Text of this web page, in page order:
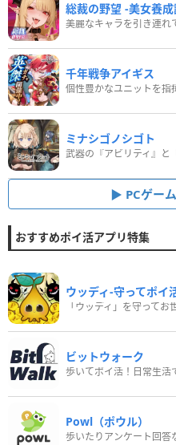
総裁の野望 -美女養成
美麗なキャラを引き連れ
千年戦争アイギス
個性豊かなユニットを指
ミナシゴノシゴト
PCゲー
おすすめポイ活アプリ特集
ウッディ‐守ってポイ
「ウッディ」を守ってお
ビットウォーク
Powl（ポウル）